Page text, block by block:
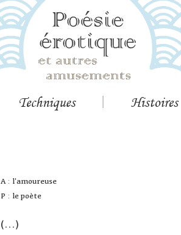
Techniques Histoires
A : l'amoureuse
P : le poète
(...)